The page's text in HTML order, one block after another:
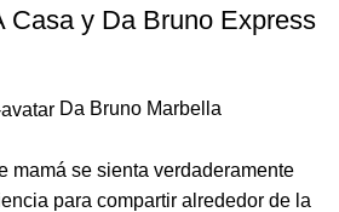
Casa y Da Bruno Express
Da Bruno Marbella
mamá se sienta verdaderamente
para compartir alrededor de la